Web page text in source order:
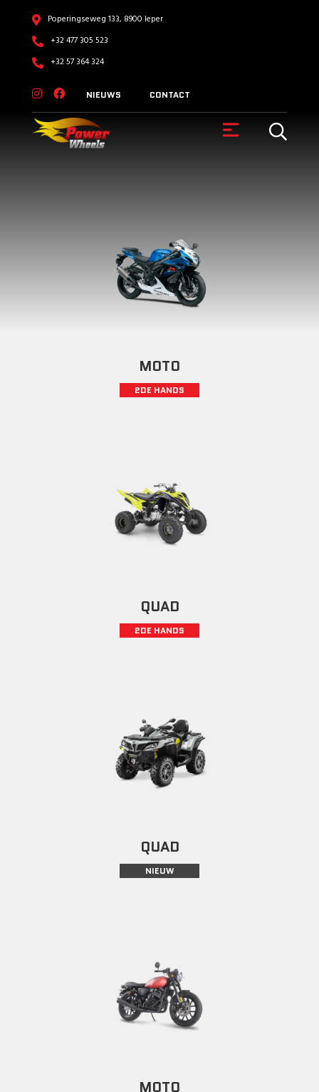
Poperingseweg 133, 8900 Ieper
+32 477 305 523
+32 57 364 324
NIEUWS CONTACT
MOTO
2DE HANDS
QUAD
2DE HANDS
QUAD
NIEUW
MOTO